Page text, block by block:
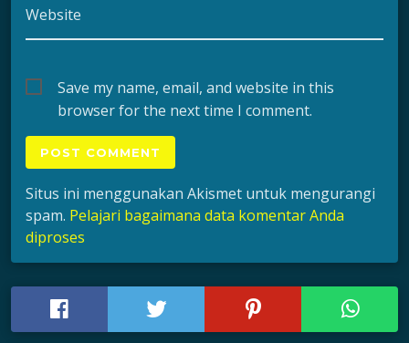
Website
Save my name, email, and website in this
browser for the next time I comment.
Situs ini menggunakan Akismet untuk mengurangi
spam. Pelajari bagaimana data komentar Anda
diproses